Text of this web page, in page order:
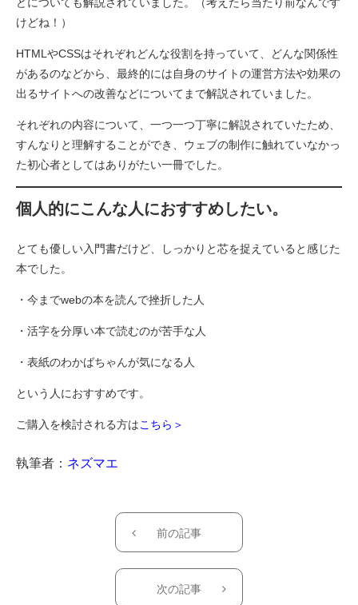
けどね！）
HTMLやCSSはそれぞれどんな役割を持っていて、どんな関係性
があるのなどから、最終的には自身のサイトの運営方法や効果の
出るサイトへの改善などについてまで解説されていました。
それぞれの内容について、一つ一つ丁寧に解説されていたため、
すんなりと理解することができ、ウェブの制作に触れていなかっ
た初心者としてはありがたい一冊でした。
個人的にこんな人におすすめしたい。
とても優しい入門書だけど、しっかりと芯を捉えていると感じた
本でした。
・今までwebの本を読んで挫折した人
・活字を分厚い本で読むのが苦手な人
・表紙のわかばちゃんが気になる人
という人におすすめです。
ご購入を検討される方はこちら＞
執筆者： ネズマエ
前の記事
次の記事